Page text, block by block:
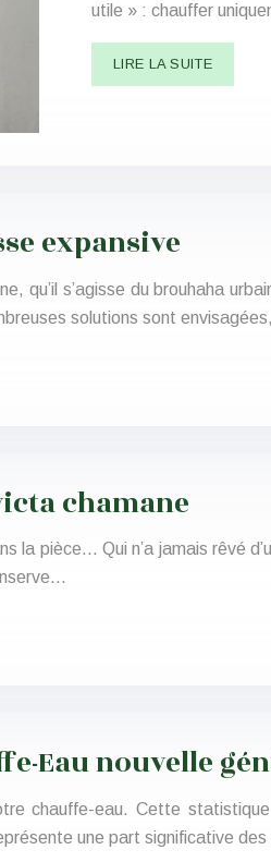
utile » : chauffer
LIRE LA SUITE
expansive
qu’il s’agisse du brouhaha
solutions sont
chamane
la pièce… Qui n’a jamais rêvé
Eau nouvelle
chauffe-eau. Cette statistique
une part significative